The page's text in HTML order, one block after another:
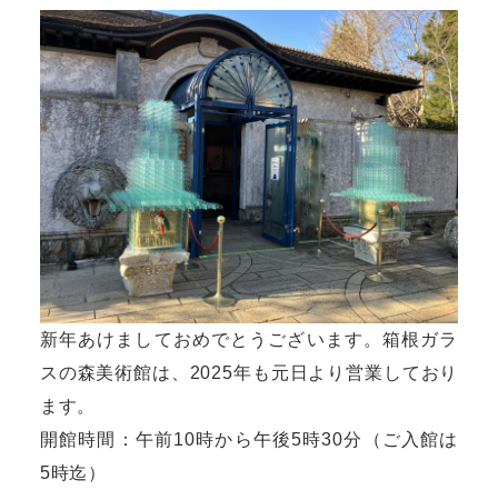
新年あけましておめでとうございます。箱根ガラ
スの森美術館は、2025年も元日より営業しており
ます。
開館時間：午前10時から午後5時30分（ご入館は
5時迄）